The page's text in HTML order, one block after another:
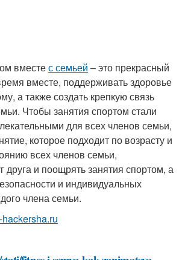
вместес семьей – это прекрасный
вместе, поддерживать здоровье
а также создать крепкую связь
Чтобы занятия спортом стали
для всех членов семьи,
которое подходит по возрасту и
всех членов семьи,
друга и поощрять занятия спортом, а
и индивидуальных
члена семьи.
hackersha.ru